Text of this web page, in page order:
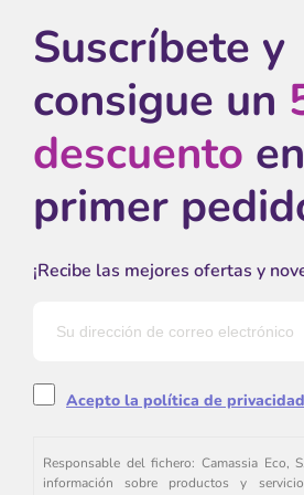
Suscríbete y
consigue un
descuento
primer
¡Recibe las mejores ofertas y
Acepto la política de privacidad
Responsable del fichero: Camassia Eco,
información sobre productos y